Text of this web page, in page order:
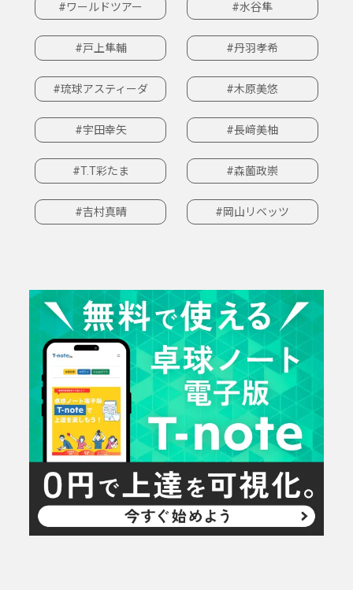
#ワールドツアー #水谷隼
#戸上隼輔 #丹羽孝希
#琉球アスティーダ #木原美悠
#宇田幸矢 #長﨑美柚
#T.T彩たま #森薗政崇
#吉村真晴 #岡山リベッツ